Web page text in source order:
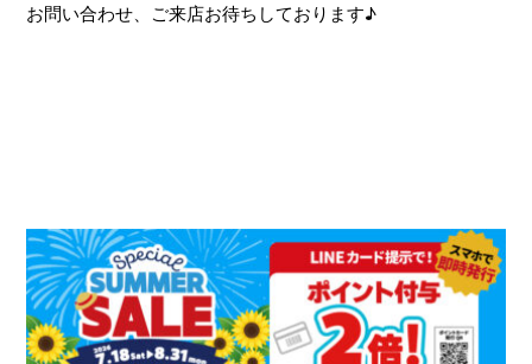
お問い合わせ、ご来店お待ちしております♪